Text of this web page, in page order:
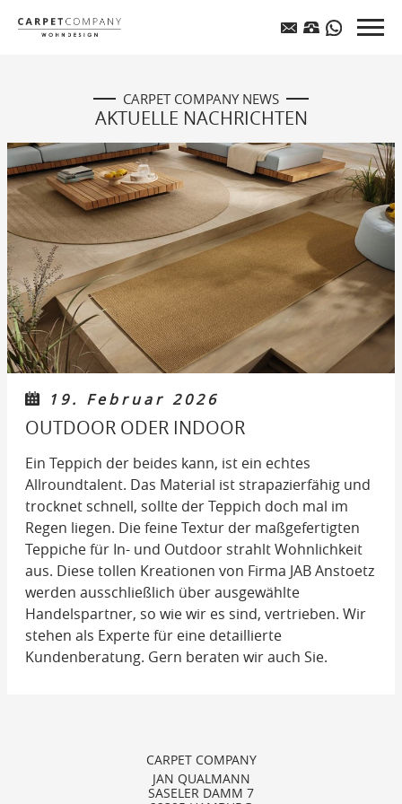
CARPET COMPANY NEWS
AKTUELLE NACHRICHTEN
19. Februar 2026
OUTDOOR ODER INDOOR
Ein Teppich der beides kann, ist ein echtes
Allroundtalent. Das Material ist strapazierfähig und
trocknet schnell, sollte der Teppich doch mal im
Regen liegen. Die feine Textur der maßgefertigten
Teppiche für In- und Outdoor strahlt Wohnlichkeit
aus. Diese tollen Kreationen von Firma JAB Anstoetz
werden ausschließlich über ausgewählte
Handelspartner, so wie wir es sind, vertrieben. Wir
stehen als Experte für eine detaillierte
Kundenberatung. Gern beraten wir auch Sie.
CARPET COMPANY
JAN QUALMANN
SASELER DAMM 7